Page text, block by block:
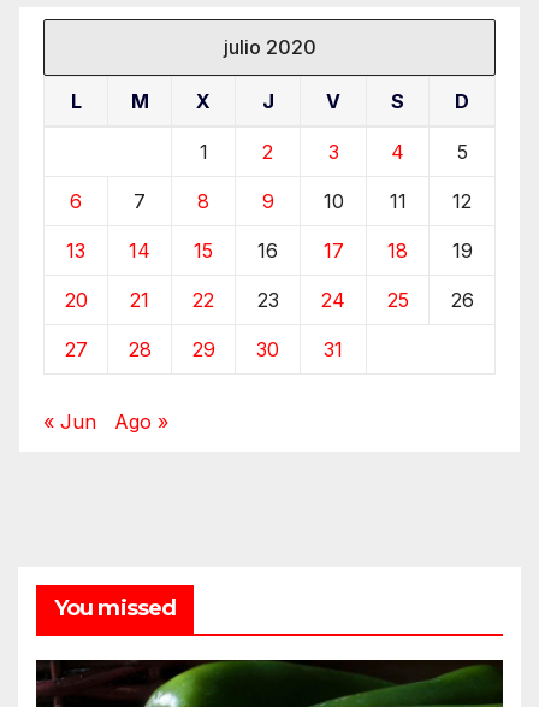
julio 2020
L M X J V S D
1 2 3 4 5
6 7 8 9 10 11 12
13 14 15 16 17 18 19
20 21 22 23 24 25 26
27 28 29 30 31
« Jun Ago »
You missed